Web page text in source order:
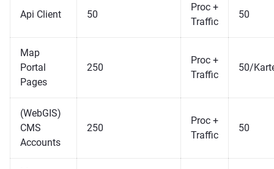
Api Client 50
Proc +
Traffic
50
Map
Portal
Pages
250
Proc +
Traffic
50/
(WebGIS)
CMS
Accounts
250
Proc +
Traffic
50